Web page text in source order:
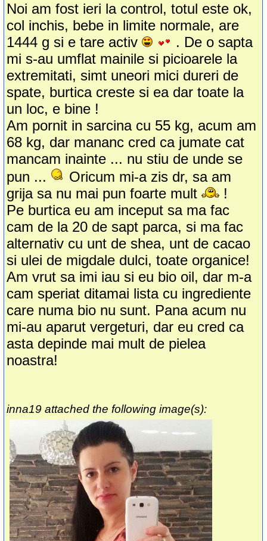
Noi am fost ieri la control, totul este ok,
col inchis, bebe in limite normale, are
1444 g si e tare activ
. De o sapta
mi s-au umflat mainile si picioarele la
extremitati, simt uneori mici dureri de
spate, burtica creste si ea dar toate la
un loc, e bine !
Am pornit in sarcina cu 55 kg, acum am
68 kg, dar mananc cred ca jumate cat
mancam inainte ... nu stiu de unde se
pun ...
Oricum mi-a zis dr, sa am
grija sa nu mai pun foarte mult
!
Pe burtica eu am inceput sa ma fac
cam de la 20 de sapt parca, si ma fac
alternativ cu unt de shea, unt de cacao
si ulei de migdale dulci, toate organice!
Am vrut sa imi iau si eu bio oil, dar m-a
cam speriat ditamai lista cu ingrediente
care numa bio nu sunt. Pana acum nu
mi-au aparut vergeturi, dar eu cred ca
asta depinde mai mult de pielea
noastra!
inna19 attached the following image(s):